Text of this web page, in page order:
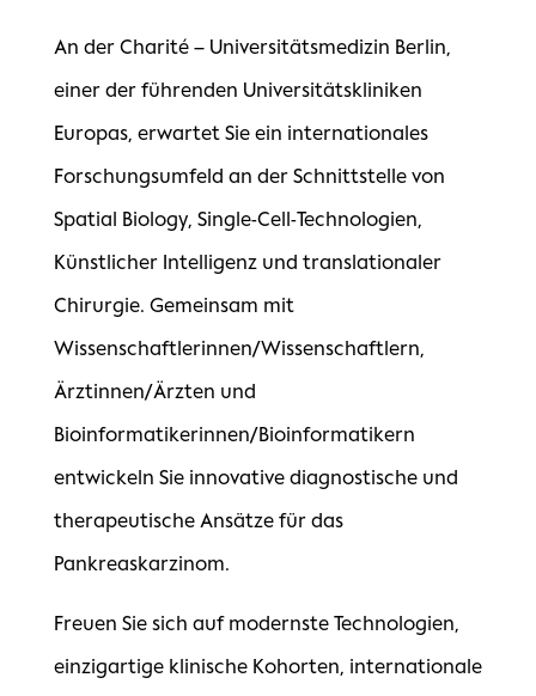
An der Charité – Universitätsmedizin Berlin,
einer der führenden Universitätskliniken
Europas, erwartet Sie ein internationales
Forschungsumfeld an der Schnittstelle von
Spatial Biology, Single-Cell-Technologien,
Künstlicher Intelligenz und translationaler
Chirurgie. Gemeinsam mit
Wissenschaftlerinnen/Wissenschaftlern,
Ärztinnen/Ärzten und
Bioinformatikerinnen/Bioinformatikern
entwickeln Sie innovative diagnostische und
therapeutische Ansätze für das
Pankreaskarzinom.
Freuen Sie sich auf modernste Technologien,
einzigartige klinische Kohorten, internationale